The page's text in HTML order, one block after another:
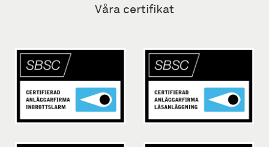
Våra certifikat